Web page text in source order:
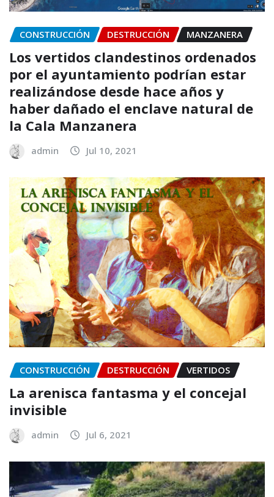
CONSTRUCCIÓN DESTRUCCIÓN MANZANERA
Los vertidos clandestinos ordenados
por el ayuntamiento podrían estar
realizándose desde hace años y
haber dañado el enclave natural de
la Cala Manzanera
admin Jul 10, 2021
CONSTRUCCIÓN DESTRUCCIÓN VERTIDOS
La arenisca fantasma y el concejal
invisible
admin Jul 6, 2021